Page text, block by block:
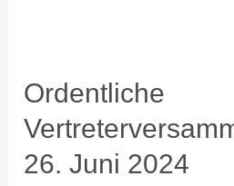
Ordentliche
26. Juni 2024
Ordentliche
Vertreterversammlung
am
Juni